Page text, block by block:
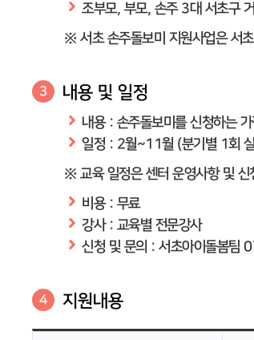
조부모, 부모, 손주 3대 서초구
※ 서초 손주돌보미 지원사업은 서
3 내용 및 일정
내용 : 손주돌보미를 신청하는
일정 : 2월~11월 (분기별 1회
※ 교육 일정은 센터 운영사항 및 신
비용 : 무료
강사 : 교육별 전문강사
신청 및 문의 : 서초아이돌봄
4 지원내용